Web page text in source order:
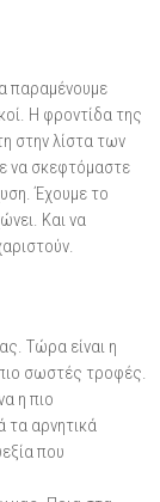
παραμένουμε
Η φροντίδα της
στην λίστα των
να σκεφτόμαστε
Έχουμε το
Και να
Τώρα είναι η
σωστές τροφές.
η πιο
τα αρνητικά
που